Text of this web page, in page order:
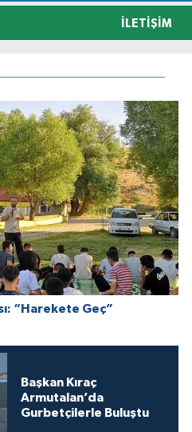
İLETIŞIM
“Harekete Geç”
Başkan Kıraç
Armutalan’da
Gurbetçilerle Buluştu